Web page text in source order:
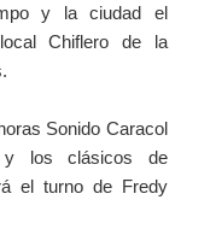
y la ciudad el
Chiflero de la
Sonido Caracol
y los clásicos de
el turno de Fredy